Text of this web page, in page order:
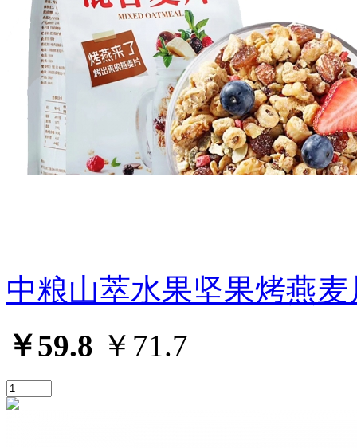
中粮山萃水果坚果烤燕麦
￥59.8 ￥71.7